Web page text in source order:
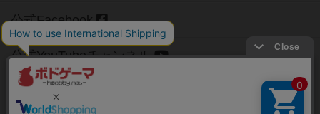
公式Facebook
公式YouTubeチャンネル